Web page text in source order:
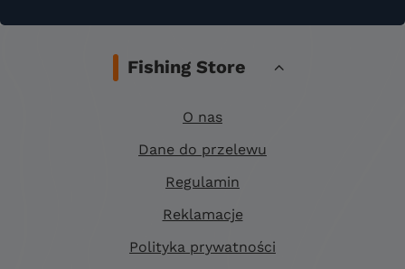
Fishing Store
O nas
Dane do przelewu
Regulamin
Reklamacje
Polityka prywatności